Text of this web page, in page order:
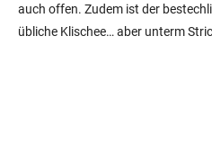
auch offen. Zudem ist der
übliche Klischee… aber unterm